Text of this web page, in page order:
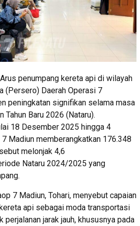
Arus penumpang kereta api di wilayah
(Persero) Daerah Operasi 7
peningkatan signifikan selama masa
Tahun Baru 2026 (Nataru).
18 Desember 2025 hingga 4
Madiun memberangkatkan 176.348
melonjak 4,6
Nataru 2024/2025 yang
7 Madiun, Tohari, menyebut capaian
api sebagai moda transportasi
jarak jauh, khususnya pada